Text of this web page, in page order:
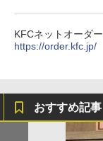
KFCネットオーダー
https://order.kfc.jp/
おすすめ記事